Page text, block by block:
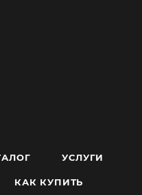
УСЛУГИ
КАК КУПИТЬ